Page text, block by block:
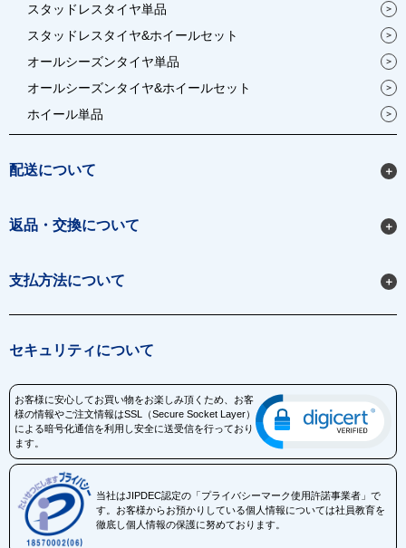
スタッドレスタイヤ単品
スタッドレスタイヤ&ホイールセット
オールシーズンタイヤ単品
オールシーズンタイヤ&ホイールセット
ホイール単品
配送について
返品・交換について
支払方法について
セキュリティについて
お客様に安心してお買い物をお楽しみ頂くため、お客
様の情報やご注文情報はSSL（Secure Socket Layer）
による暗号化通信を利用し安全に送受信を行っており
ます。
当社はJIPDEC認定の「プライバシーマーク使用許諾事業者」で
す。お客様からお預かりしている個人情報については社員教育を
徹底し個人情報の保護に努めております。